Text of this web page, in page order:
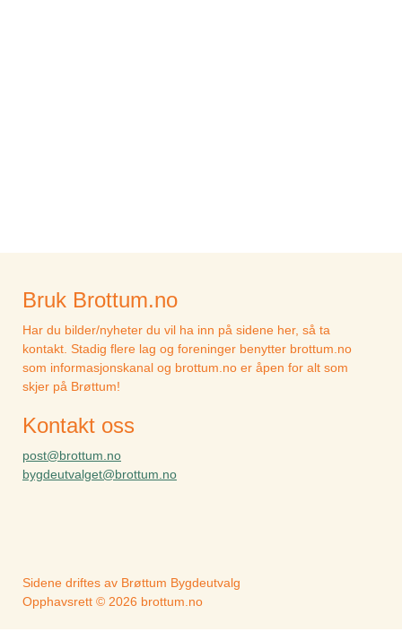
Bruk Brottum.no
Har du bilder/nyheter du vil ha inn på sidene her, så ta
kontakt. Stadig flere lag og foreninger benytter brottum.no
som informasjonskanal og brottum.no er åpen for alt som
skjer på Brøttum!
Kontakt oss
post@brottum.no
bygdeutvalget@brottum.no
Sidene driftes av Brøttum Bygdeutvalg
Opphavsrett © 2026 brottum.no